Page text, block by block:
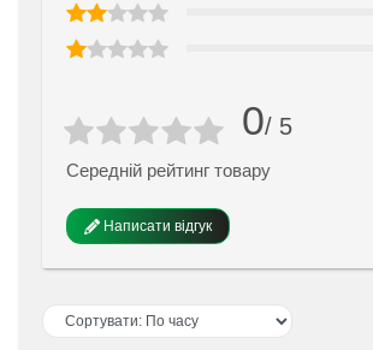
0/ 5
Середній рейтинг товару
Написати відгук